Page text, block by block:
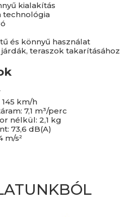
kialakítás
technológia
és könnyű használat
teraszok takarításához
km/h
7,1 m³/perc
nélkül: 2,1 kg
73,6 dB(A)
m/s²